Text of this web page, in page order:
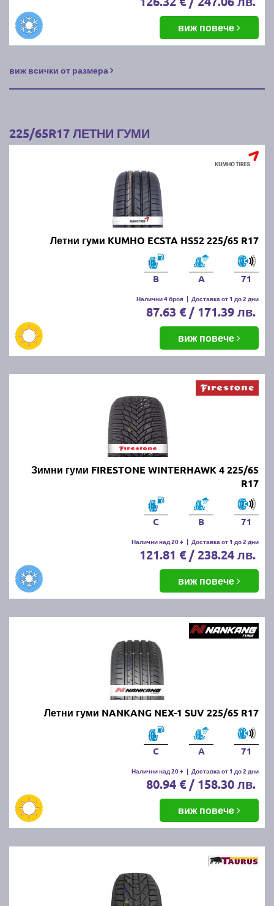
виж повече
виж всички от размера
225/65R17 ЛЕТНИ ГУМИ
Летни гуми KUMHO ECSTA HS52 225/65 R17
B A 71
Налични 4 броя | Доставка от 1 до 2 дни
87.63 € / 171.39 лв.
виж повече
Зимни гуми FIRESTONE WINTERHAWK 4 225/65
R17
C B 71
Налични над 20 + | Доставка от 1 до 2 дни
121.81 € / 238.24 лв.
виж повече
Летни гуми NANKANG NEX-1 SUV 225/65 R17
C A 71
Налични над 20 + | Доставка от 1 до 2 дни
80.94 € / 158.30 лв.
виж повече